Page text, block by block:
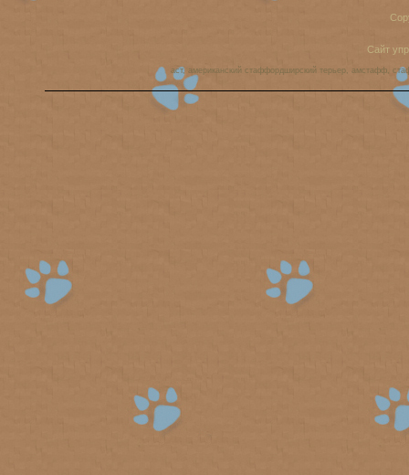
Сайт
аст, американский стаффордширский терьер, амстафф,